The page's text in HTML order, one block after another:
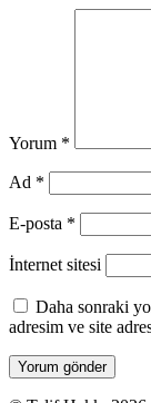
Yorum *
Ad *
E-posta *
İnternet sitesi
Daha sonraki
adresim ve site